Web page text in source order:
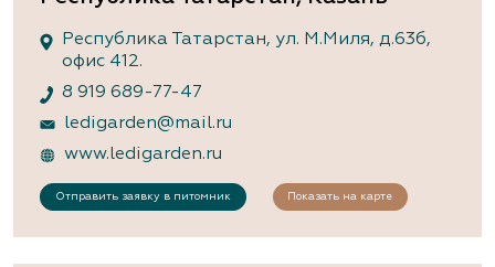
Республика Татарстан, ул. М.Миля, д.63б,
офис 412.
8 919 689-77-47
ledigarden@mail.ru
www.ledigarden.ru
Отправить заявку в питомник Показать на карте